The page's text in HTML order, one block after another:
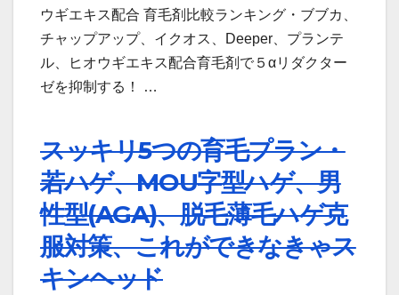
ウギエキス配合 育毛剤比較ランキング・ブブカ、
チャップアップ、イクオス、Deeper、プランテ
ル、ヒオウギエキス配合育毛剤で５αリダクター
ゼを抑制する！ …
スッキリ5つの育毛プラン・
若ハゲ、MOU字型ハゲ、男
性型(AGA)、脱毛薄毛ハゲ克
服対策、これができなきゃス
キンヘッド